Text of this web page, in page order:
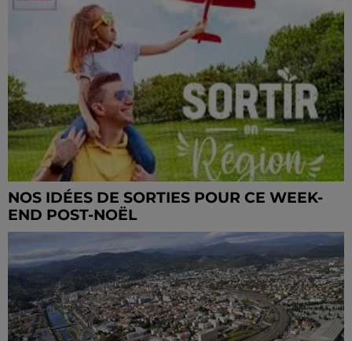
NOS IDÉES DE SORTIES POUR CE WEEK-
END POST-NOËL